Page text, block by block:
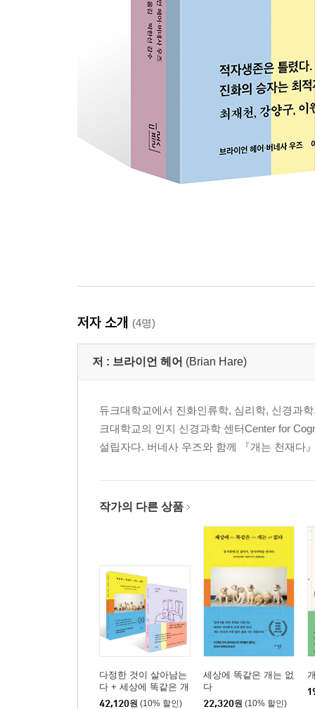
저자 소개 (4명)
저 : 브라이언 헤어 (Brian Hare)
듀크대학교에서 진화인류학, 심리학, 신경과
크대학교의 인지 신경과학 센터Center for
설립자다. 버네사 우즈와 함께 『개는 천재다
작가의 다른 상품
다정한 것이 살아남는
다 + 세상에 똑같은 개
는 없다 세트
42,120원 (10% 할인)
세상에 똑같은 개는 없
다
22,320원 (10% 할인)